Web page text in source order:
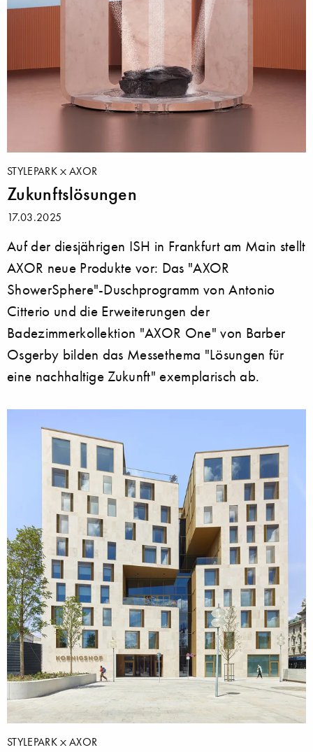
STYLEPARK AXOR
Zukunftslösungen
17.03.2025
Auf der diesjährigen ISH in Frankfurt am Main stellt
AXOR neue Produkte vor: Das "AXOR
ShowerSphere"-Duschprogramm von Antonio
Citterio und die Erweiterungen der
Badezimmerkollektion "AXOR One" von Barber
Osgerby bilden das Messethema "Lösungen für
eine nachhaltige Zukunft" exemplarisch ab.
STYLEPARK AXOR